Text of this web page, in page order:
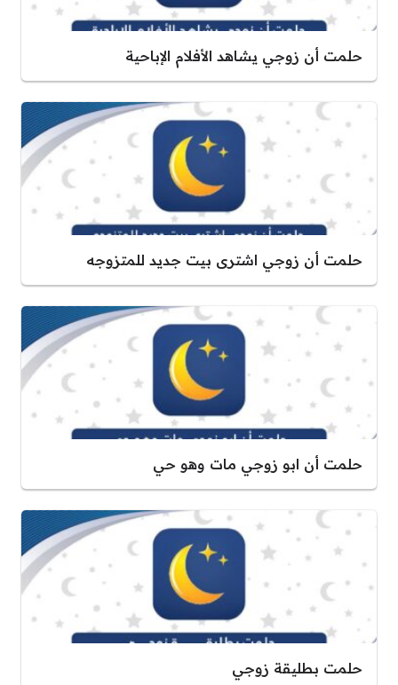
حلمت أن زوجي يشاهد الأفلام الإباحية
حلمت أن زوجي اشترى بيت جديد للمتزوجه
حلمت أن ابو زوجي مات وهو حي
حلمت بطليقة زوجي